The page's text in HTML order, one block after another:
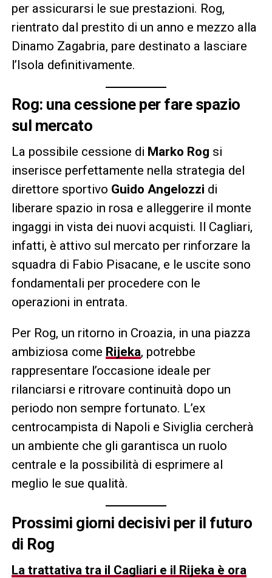
per assicurarsi le sue prestazioni. Rog,
rientrato dal prestito di un anno e mezzo alla
Dinamo Zagabria, pare destinato a lasciare
l’Isola definitivamente.
Rog: una cessione per fare spazio
sul mercato
La possibile cessione di Marko Rog si
inserisce perfettamente nella strategia del
direttore sportivo Guido Angelozzi di
liberare spazio in rosa e alleggerire il monte
ingaggi in vista dei nuovi acquisti. Il Cagliari,
infatti, è attivo sul mercato per rinforzare la
squadra di Fabio Pisacane, e le uscite sono
fondamentali per procedere con le
operazioni in entrata.
Per Rog, un ritorno in Croazia, in una piazza
ambiziosa come Rijeka, potrebbe
rappresentare l’occasione ideale per
rilanciarsi e ritrovare continuità dopo un
periodo non sempre fortunato. L’ex
centrocampista di Napoli e Siviglia cercherà
un ambiente che gli garantisca un ruolo
centrale e la possibilità di esprimere al
meglio le sue qualità.
Prossimi giorni decisivi per il futuro
di Rog
La trattativa tra il Cagliari e il Rijeka è ora